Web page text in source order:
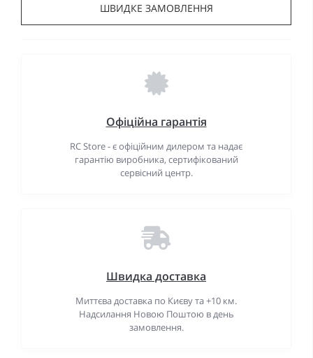
ШВИДКЕ ЗАМОВЛЕННЯ
Офіційна гарантія
RC Store - є офіційним дилером та надає
гарантію виробника, сертифікований
сервісний центр.
Швидка доставка
Миттєва доставка по Києву та +10 км.
Надсилання Новою Поштою в день
замовлення.